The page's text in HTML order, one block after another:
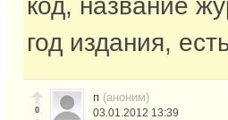
код, название
год издания,
0
п (аноним)
03.01.2012 13:39